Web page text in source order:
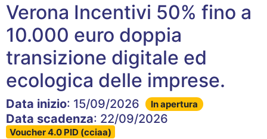
Verona Incentivi 50% fino a
10.000 euro doppia
transizione digitale ed
ecologica delle imprese.
Data inizio: 15/09/2026 In apertura
Data scadenza: 22/09/2026
Voucher 4.0 PID (cciaa)